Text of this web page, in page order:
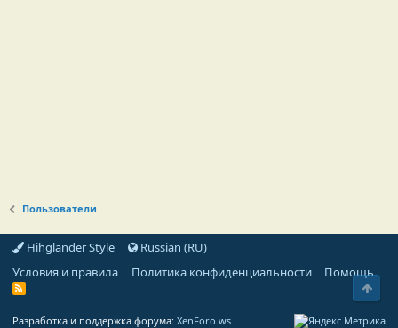
Пользователи
Hihglander Style
Russian (RU)
Условия и правила
Политика конфиденциальности Помощь
R
Разработка и поддержка форума: XenForo.ws